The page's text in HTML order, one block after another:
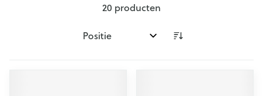
20 producten
Sorteer op: